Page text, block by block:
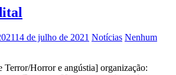
14 de julho de 2021 Notícias Nenhum
Terror/Horror e angústia] organização: